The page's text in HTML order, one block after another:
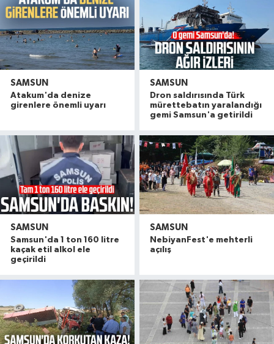
SAMSUN
Atakum'da denize
girenlere önemli uyarı
SAMSUN
Dron saldırısında Türk
mürettebatın yaralandığı
gemi Samsun'a getirildi
SAMSUN
Samsun'da 1 ton 160 litre
kaçak etil alkol ele
geçirildi
SAMSUN
NebiyanFest'e mehterli
açılış